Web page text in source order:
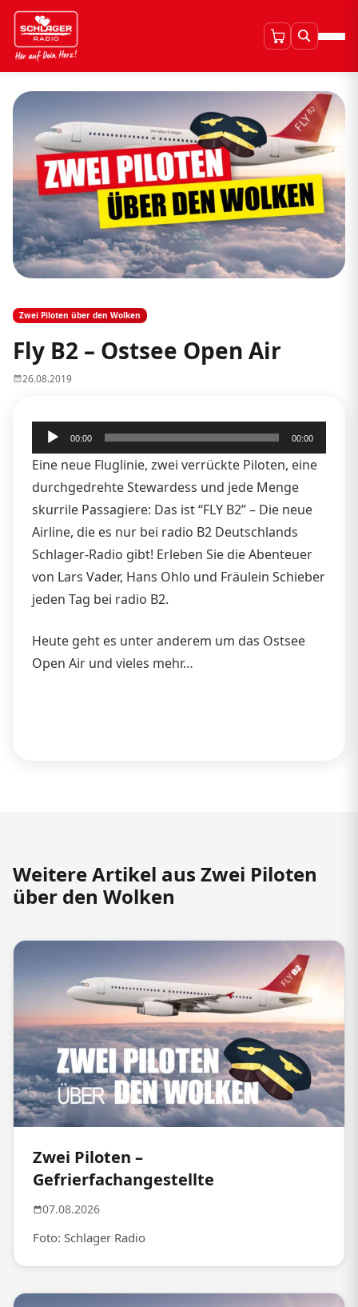
Zwei Piloten über den Wolken
Fly B2 – Ostsee Open Air
26.08.2019
Audio-
Player
00:00 00:00
Eine neue Fluglinie, zwei verrückte Piloten, eine
durchgedrehte Stewardess und jede Menge
skurrile Passagiere: Das ist “FLY B2” – Die neue
Airline, die es nur bei radio B2 Deutschlands
Schlager-Radio gibt! Erleben Sie die Abenteuer
von Lars Vader, Hans Ohlo und Fräulein Schieber
jeden Tag bei radio B2.
Heute geht es unter anderem um das Ostsee
Open Air und vieles mehr…
Weitere Artikel aus Zwei Piloten
über den Wolken
Zwei Piloten –
Gefrierfachangestellte
07.08.2026
Foto: Schlager Radio